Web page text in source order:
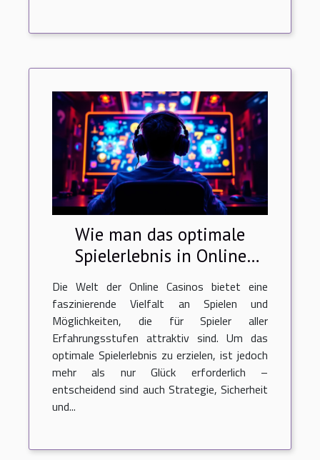
Wie man das optimale
Spielerlebnis in Online
Casinos sicherstellt
Die Welt der Online Casinos bietet eine
faszinierende Vielfalt an Spielen und
Möglichkeiten, die für Spieler aller
Erfahrungsstufen attraktiv sind. Um das
optimale Spielerlebnis zu erzielen, ist jedoch
mehr als nur Glück erforderlich –
entscheidend sind auch Strategie, Sicherheit
und...